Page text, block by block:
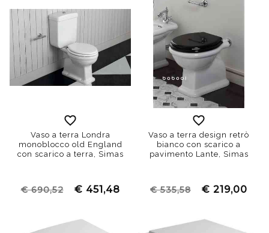
Vaso a terra Londra
monoblocco old England
con scarico a terra, Simas
€ 690,52 € 451,48
Vaso a terra design retrò
bianco con scarico a
pavimento Lante, Simas
€ 535,58 € 219,00